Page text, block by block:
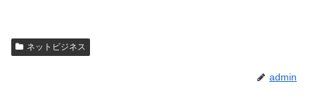
ネットビジネス
admin